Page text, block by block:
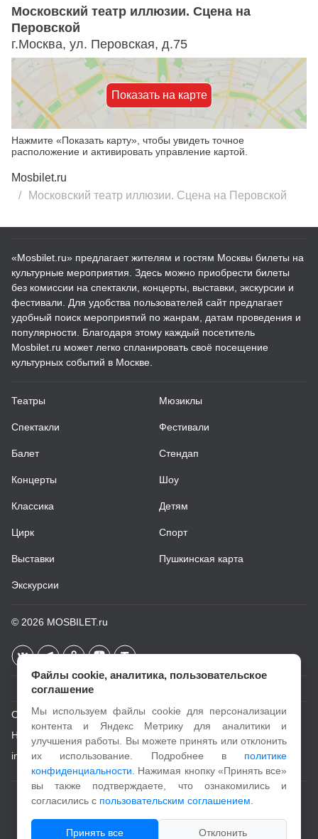
Московский театр иллюзии. Сцена на
Перовской
г.Москва, ул. Перовская, д.75
Показать на карте
Нажмите «Показать карту», чтобы увидеть точное
расположение и активировать управление картой.
Mosbilet.ru
Московский театр иллюзии. Сцена на Перовской
«Mosbilet.ru» предлагает жителям и гостям Москвы билеты на
культурные мероприятия. Здесь можно приобрести билеты
без комиссии на спектакли, концерты, выставки, экскурсии и
фестивали. Для удобства пользователей сайт предлагает
удобный поиск мероприятий по жанрам, датам проведения и
популярности. Благодаря этому каждый посетитель
Mosbilet.ru может легко спланировать своё посещение
культурных событий в Москве.
Театры
Спектакли
Балет
Концерты
Классика
Цирк
Выставки
Экскурсии
Мюзиклы
Фестивали
Стендап
Шоу
Детям
Спорт
Пушкинская карта
© 2026 MOSBILET.ru
О проекте
Новости
info@mosbilet.ru
Пользовательское соглашение
Политика конфиденциальности
Файлы cookie, аналитика, пользовательское
соглашение
Мы используем файлы cookie для персонализации
контента и Яндекс Метрику для аналитики и
улучшения работы. Вы можете принять или отклонить
их использование. Подробнее в политике
конфиденциальности . Нажимая кнопку «Принять все»
вы также подтверждаете, что ознакомились и
согласились с пользовательским соглашением
Принять все Отклонить